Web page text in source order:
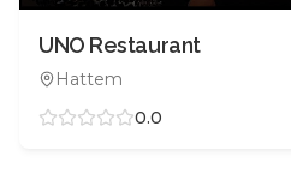
UNO Restaurant
Hattem
0.0